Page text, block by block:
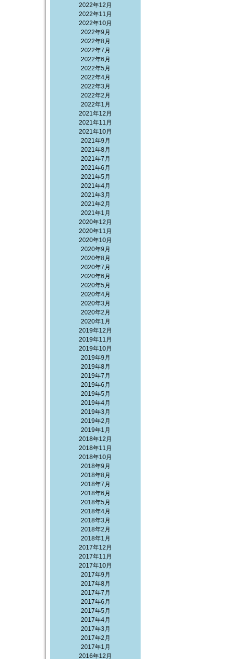
2022年12月
2022年11月
2022年10月
2022年9月
2022年8月
2022年7月
2022年6月
2022年5月
2022年4月
2022年3月
2022年2月
2022年1月
2021年12月
2021年11月
2021年10月
2021年9月
2021年8月
2021年7月
2021年6月
2021年5月
2021年4月
2021年3月
2021年2月
2021年1月
2020年12月
2020年11月
2020年10月
2020年9月
2020年8月
2020年7月
2020年6月
2020年5月
2020年4月
2020年3月
2020年2月
2020年1月
2019年12月
2019年11月
2019年10月
2019年9月
2019年8月
2019年7月
2019年6月
2019年5月
2019年4月
2019年3月
2019年2月
2019年1月
2018年12月
2018年11月
2018年10月
2018年9月
2018年8月
2018年7月
2018年6月
2018年5月
2018年4月
2018年3月
2018年2月
2018年1月
2017年12月
2017年11月
2017年10月
2017年9月
2017年8月
2017年7月
2017年6月
2017年5月
2017年4月
2017年3月
2017年2月
2017年1月
2016年12月